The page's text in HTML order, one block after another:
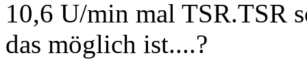
10,6 U/min mal TSR.TSR
das möglich ist....?